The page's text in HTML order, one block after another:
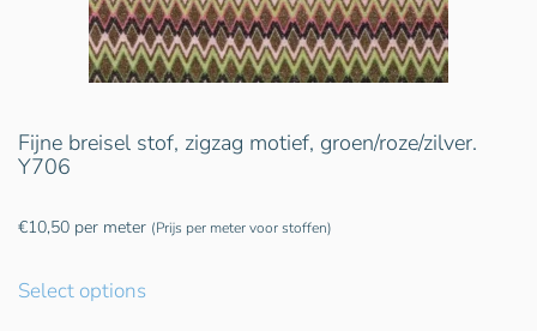
Fijne breisel stof, zigzag motief, groen/roze/zilver.
Y706
€10,50 per meter (Prijs per meter voor stoffen)
Select options